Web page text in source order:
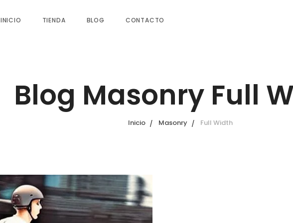
INICIO TIENDA BLOG CONTACTO
Blog Masonry Full
Inicio Masonry Full Width